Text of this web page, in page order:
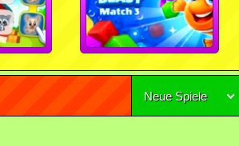
Neue Spiele